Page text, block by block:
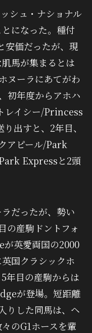
シュ・ナショナル
になった。種付
安価だったが、現
馬が集まるとは
ヌーラにあてがわ
初年度からアホハ
レイシー/Princess
出すと、2年目、
アピール/Park
Expressと2頭
だったが、勢い
の産駒ドントフォ
英愛両国の2000
国クラシックホ
年目の産駒からは
が登場。短距離
りした同馬は、ヘ
のG1ホースを輩